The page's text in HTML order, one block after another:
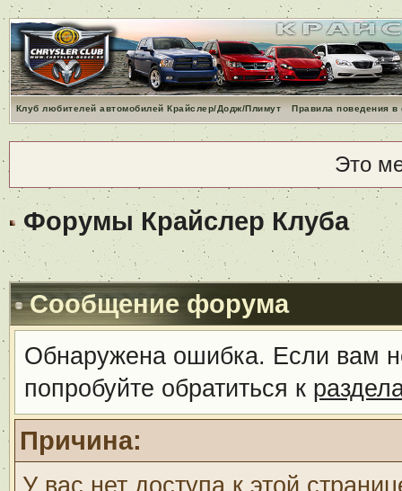
Клуб любителей автомобилей Крайслер/Додж/Плимут Правила поведения
Это
Форумы Крайслер Клуба
Сообщение форума
Обнаружена ошибка. Если вам
попробуйте обратиться к
Причина:
У вас нет доступа к этой